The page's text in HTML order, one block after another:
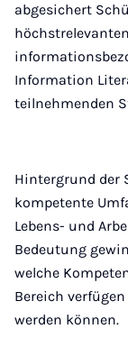
abgesichert
Information
teilnehmenden
Hintergrund der
kompetente
Lebens- und
Bedeutung
welche
Bereich
werden können.